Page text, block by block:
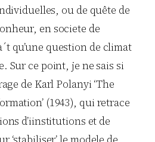
ou de quête de
en societe de
qu’une question de climat
Sur ce point, je ne sais si
de Karl Polanyi ‘The
(1943), qui retrace
d’iinstitutions et de